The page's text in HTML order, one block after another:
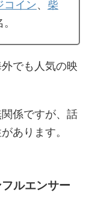
コイン、 柴
でも人気の映
係ですが、話
あります。
ルエンサー